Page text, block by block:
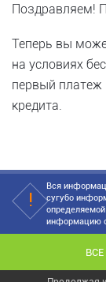
Поздравляем!
Теперь вы
на условиях
первый платеж
кредита.
Вся
сугубо
информацию о